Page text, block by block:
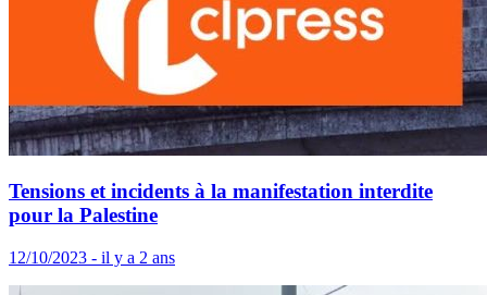
Tensions et incidents à la manifestation interdite
pour la Palestine
12/10/2023 - il y a 2 ans